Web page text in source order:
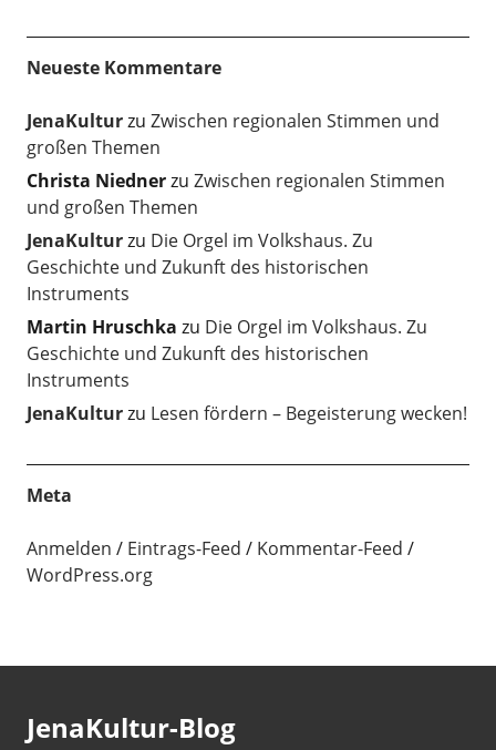
Neueste Kommentare
JenaKulturzu Zwischen regionalen Stimmen und
großen Themen
Christa Niednerzu Zwischen regionalen Stimmen
und großen Themen
JenaKulturzu Die Orgel im Volkshaus. Zu
Geschichte und Zukunft des historischen
Instruments
Martin Hruschka zu Die Orgel im Volkshaus. Zu
Geschichte und Zukunft des historischen
Instruments
JenaKulturzu Lesen fördern – Begeisterung wecken!
Meta
Anmelden Eintrags-Feed
Kommentar-Feed
WordPress.org
JenaKultur-Blog